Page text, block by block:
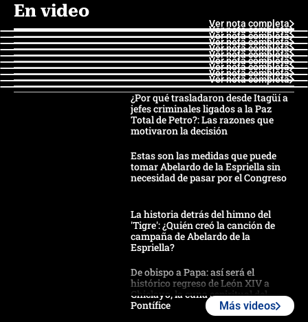
En video
Ver nota completa
Ver nota completa
Ver nota completa
Ver nota completa
Ver nota completa
Ver nota completa
Ver nota completa
Ver nota completa
Ver nota completa
Ver nota completa
¿Por qué trasladaron desde Itagüí a
jefes criminales ligados a la Paz
Total de Petro?: Las razones que
motivaron la decisión
Estas son las medidas que puede
tomar Abelardo de la Espriella sin
necesidad de pasar por el Congreso
La historia detrás del himno del
'Tigre': ¿Quién creó la canción de
campaña de Abelardo de la
Espriella?
De obispo a Papa: así será el
histórico regreso de León XIV a
Chiclayo, la cuna espiritual del
Pontífice
Más videos